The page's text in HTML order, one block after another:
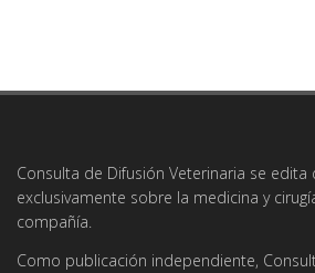
Consulta de Difusión Veterinaria se edita
exclusivamente sobre la medicina y
compañía.
Como publicación independiente,